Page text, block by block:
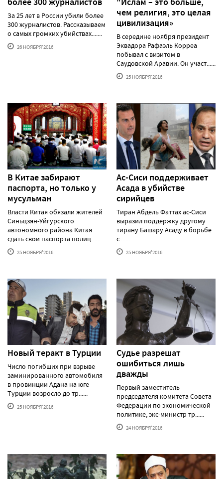
За 25 лет в России убили более
300 журналистов. Рассказываем
о самых громких убийствах.......
26 НОЯБРЯ'2016
чем религия, это целая
цивилизация»
В середине ноября президент
Эквадора Рафаэль Корреа
побывал с визитом в
Саудовской Аравии. Он участ......
25 НОЯБРЯ'2016
В Китае забирают
паспорта, но только у
мусульман
Власти Китая обязали жителей
Синьцзян-Уйгурского
автономного района Китая
сдать свои паспорта полиц......
25 НОЯБРЯ'2016
Ас-Сиси поддерживает
Асада в убийстве
сирийцев
Тиран Абдель Фаттах ас-Сиси
выразил поддержку другому
тирану Башару Асаду в борьбе
с ......
25 НОЯБРЯ'2016
Новый теракт в Турции
Число погибших при взрыве
заминированного автомобиля
в провинции Адана на юге
Турции возросло до тр......
25 НОЯБРЯ'2016
Судье разрешат
ошибиться лишь
дважды
Первый заместитель
председателя комитета Совета
Федерации по экономической
политике, экс-министр тр......
24 НОЯБРЯ'2016